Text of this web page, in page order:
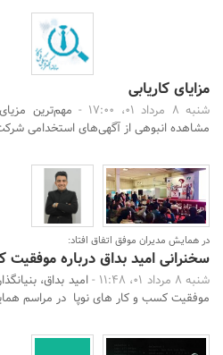
مزایای کاریابی
شنبه 8 مرداد 01، 17:00 -
مهم‌ترین
مشاهده انبوهی از آگهی‌های استخدامی
در همایش مدیران موفق اتفاق افتاد:
سخنرانی امید بداق درباره
شنبه 8 مرداد 01، 11:48 -
امید بداق،
موفقیت کسب و کار های نوپا در مراسم